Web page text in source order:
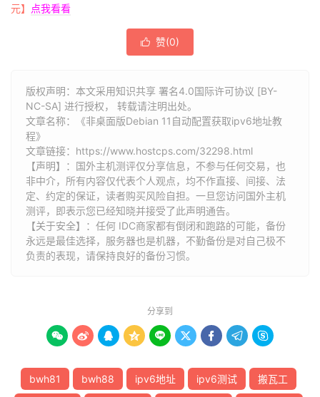
元】
点我看看
 赞(0)
版权声明：本文采用知识共享 署名4.0国际许可协议 [BY-
NC-SA] 进行授权， 转载请注明出处。
文章名称：《非桌面版Debian 11自动配置获取ipv6地址教
程》
文章链接： https://www.hostcps.com/32298.html
【声明】：国外主机测评仅分享信息，不参与任何交易，也
非中介，所有内容仅代表个人观点，均不作直接、间接、法
定、约定的保证，读者购买风险自担。一旦您访问国外主机
测评，即表示您已经知晓并接受了此声明通告。
【关于安全】：任何 IDC商家都有倒闭和跑路的可能，备份
永远是最佳选择，服务器也是机器，不勤备份是对自己极不
负责的表现，请保持良好的备份习惯。
分享到
        
bwh81 bwh88 ipv6地址 ipv6测试 搬瓦工